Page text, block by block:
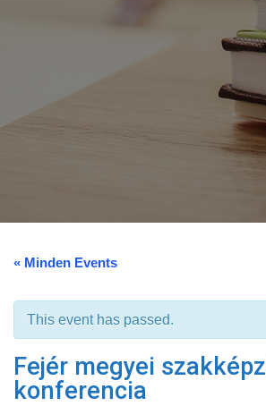
« Minden Events
This event has passed.
Fejér megyei
konferencia